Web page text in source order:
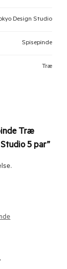
Design Studio
Spisepinde
Træ
Træ
5 par”